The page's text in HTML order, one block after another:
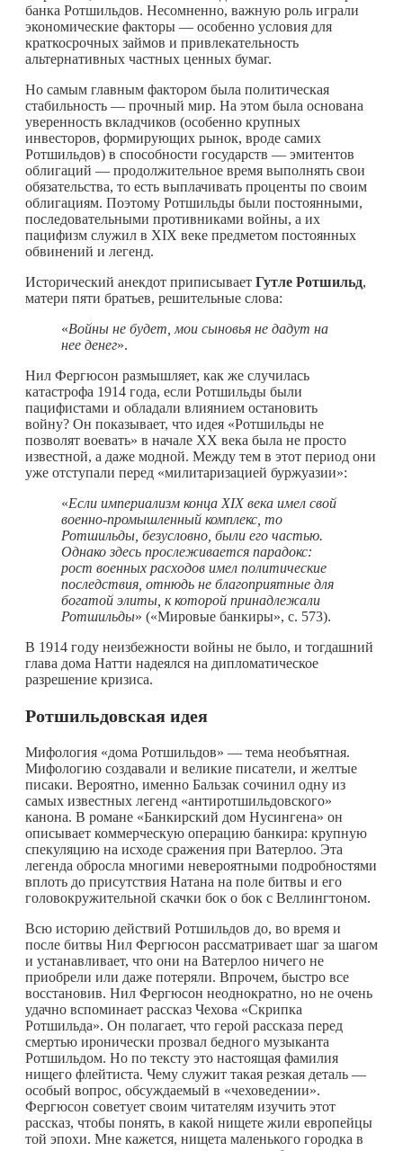
банка Ротшильдов. Несомненно, важную роль играли
экономические факторы — особенно условия для
краткосрочных займов и привлекательность
альтернативных частных ценных бумаг.
Но самым главным фактором была политическая
стабильность — прочный мир. На этом была основана
уверенность вкладчиков (особенно крупных
инвесторов, формирующих рынок, вроде самих
Ротшильдов) в способности государств — эмитентов
облигаций — продолжительное время выполнять свои
обязательства, то есть выплачивать проценты по своим
облигациям. Поэтому Ротшильды были постоянными,
последовательными противниками войны, а их
пацифизм служил в XIX веке предметом постоянных
обвинений и легенд.
Исторический анекдот приписывает Гутле Ротшильд,
матери пяти братьев, решительные слова:
«Войны не будет, мои сыновья не дадут на
нее денег».
Нил Фергюсон размышляет, как же случилась
катастрофа 1914 года, если Ротшильды были
пацифистами и обладали влиянием остановить
войну? Он показывает, что идея «Ротшильды не
позволят воевать» в начале ХХ века была не просто
известной, а даже модной. Между тем в этот период они
уже отступали перед «милитаризацией буржуазии»:
«Если империализм конца XIX века имел свой
военно-промышленный комплекс, то
Ротшильды, безусловно, были его частью.
Однако здесь прослеживается парадокс:
рост военных расходов имел политические
последствия, отнюдь не благоприятные для
богатой элиты, к которой принадлежали
Ротшильды» («Мировые банкиры», с. 573).
В 1914 году неизбежности войны не было, и тогдашний
глава дома Натти надеялся на дипломатическое
разрешение кризиса.
Ротшильдовская идея
Мифология «дома Ротшильдов» — тема необъятная.
Мифологию создавали и великие писатели, и желтые
писаки. Вероятно, именно Бальзак сочинил одну из
самых известных легенд «антиротшильдовского»
канона. В романе «Банкирский дом Нусингена» он
описывает коммерческую операцию банкира: крупную
спекуляцию на исходе сражения при Ватерлоо. Эта
легенда обросла многими невероятными подробностями
вплоть до присутствия Натана на поле битвы и его
головокружительной скачки бок о бок с Веллингтоном.
Всю историю действий Ротшильдов до, во время и
после битвы Нил Фергюсон рассматривает шаг за шагом
и устанавливает, что они на Ватерлоо ничего не
приобрели или даже потеряли. Впрочем, быстро все
восстановив. Нил Фергюсон неоднократно, но не очень
удачно вспоминает рассказ Чехова «Скрипка
Ротшильда». Он полагает, что герой рассказа перед
смертью иронически прозвал бедного музыканта
Ротшильдом. Но по тексту это настоящая фамилия
нищего флейтиста. Чему служит такая резкая деталь —
особый вопрос, обсуждаемый в «чеховедении».
Фергюсон советует своим читателям изучить этот
рассказ, чтобы понять, в какой нищете жили европейцы
той эпохи. Мне кажется, нищета маленького городка в